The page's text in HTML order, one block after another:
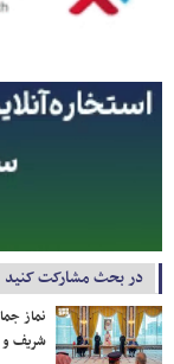
در بحث مشارکت کنید
نماز
شریف و